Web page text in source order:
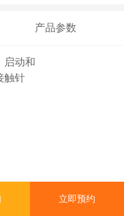
产品参数
启动和
触针
立即预约